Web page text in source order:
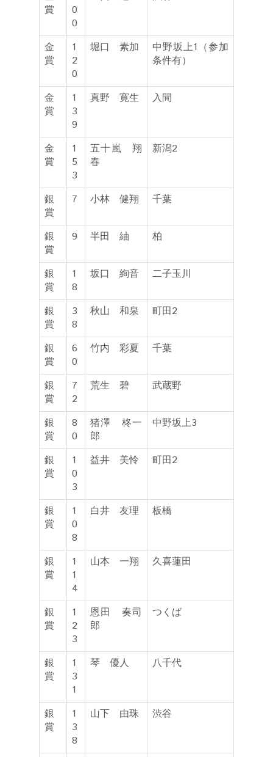
賞
0
0
金
賞
1
2
0
堀口 素加
中野坂上1（参加
条件有）
金
賞
1
3
9
真野 寛生 入間
金
賞
1
5
3
五十嵐 翔
春
新潟2
銀
賞
7 小林 健翔 千葉
銀
賞
9 半田 紬 柏
銀
賞
1
8
坂口 絢音 二子玉川
銀
賞
3
8
秋山 和泉 町田2
銀
賞
6
0
竹内 彩夏 千葉
銀
賞
7
2
荒生 碧 武蔵野
銀
賞
8
0
猪澤 柊一
郎
中野坂上3
銀
賞
1
0
3
益井 美怜 町田2
銀
賞
1
0
8
白井 友理 板橋
銀
賞
1
1
4
山本 一翔 久喜蓮田
銀
賞
1
2
3
恩田 奏司
郎
つくば
銀
賞
1
3
1
琴 優人 八千代
銀
賞
1
3
8
山下 由珠 渋谷